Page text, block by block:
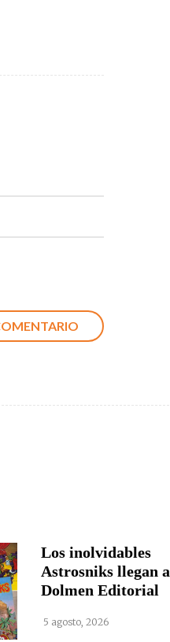
Los inolvidables
Astrosniks llegan a
Dolmen Editorial
5 agosto, 2026